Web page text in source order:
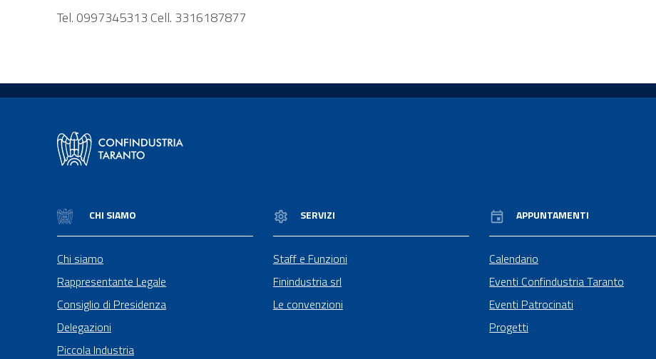
Tel. 0997345313 Cell. 3316187877
CHI SIAMO
Chi siamo
Rappresentante Legale
Consiglio di Presidenza
Delegazioni
Piccola Industria
SERVIZI
Staff e Funzioni
Finindustria srl
Le convenzioni
APPUNTAMENTI
Calendario
Eventi Confindustria Taranto
Eventi Patrocinati
Progetti